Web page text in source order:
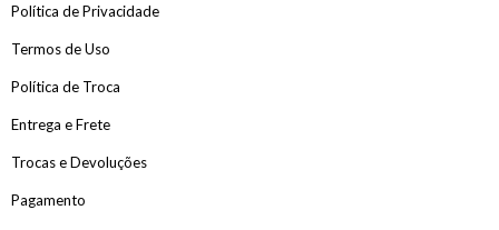
Política de Privacidade
Termos de Uso
Política de Troca
Entrega e Frete
Trocas e Devoluções
Pagamento